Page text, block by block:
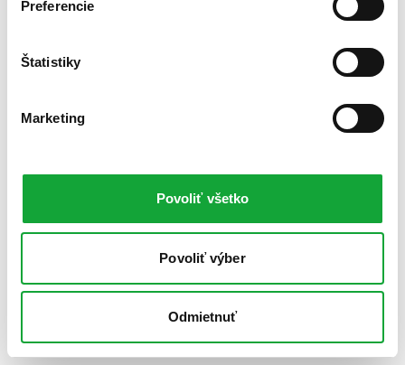
Preferencie
Štatistiky
Marketing
Povoliť všetko
Povoliť výber
Odmietnuť